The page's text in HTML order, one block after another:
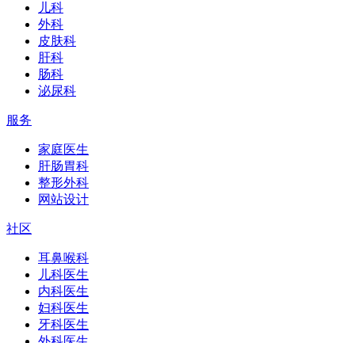
儿科
外科
皮肤科
肝科
肠科
泌尿科
服务
家庭医生
肝肠胃科
整形外科
网站设计
社区
耳鼻喉科
儿科医生
内科医生
妇科医生
牙科医生